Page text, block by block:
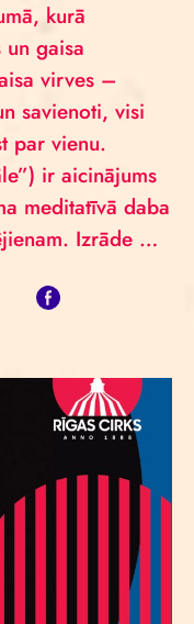
kurā
gaisa
virves –
savienoti, visi
par vienu.
ir aicinājums
meditatīvā daba
Izrāde …